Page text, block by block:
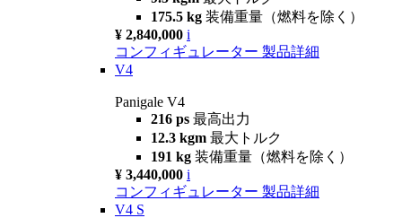
175.5 kg 装備重量（燃料を除く）
¥ 2,840,000 i
コンフィギュレーター 製品詳細
V4
Panigale V4
216 ps 最高出力
12.3 kgm 最大トルク
191 kg 装備重量（燃料を除く）
¥ 3,440,000 i
コンフィギュレーター 製品詳細
V4 S